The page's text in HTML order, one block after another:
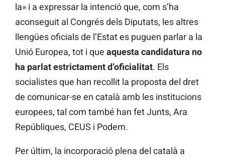
la» i a expressar la intenció que, com s’ha
aconseguit al Congrés dels Diputats, les altres
llengües oficials de l’Estat es puguen parlar a la
Unió Europea, tot i que aquesta candidatura no
ha parlat estrictament d’oficialitat. Els
socialistes que han recollit la proposta del dret
de comunicar-se en català amb les institucions
europees, tal com també han fet Junts, Ara
Repúbliques, CEUS i Podem.
Per últim, la incorporació plena del català a